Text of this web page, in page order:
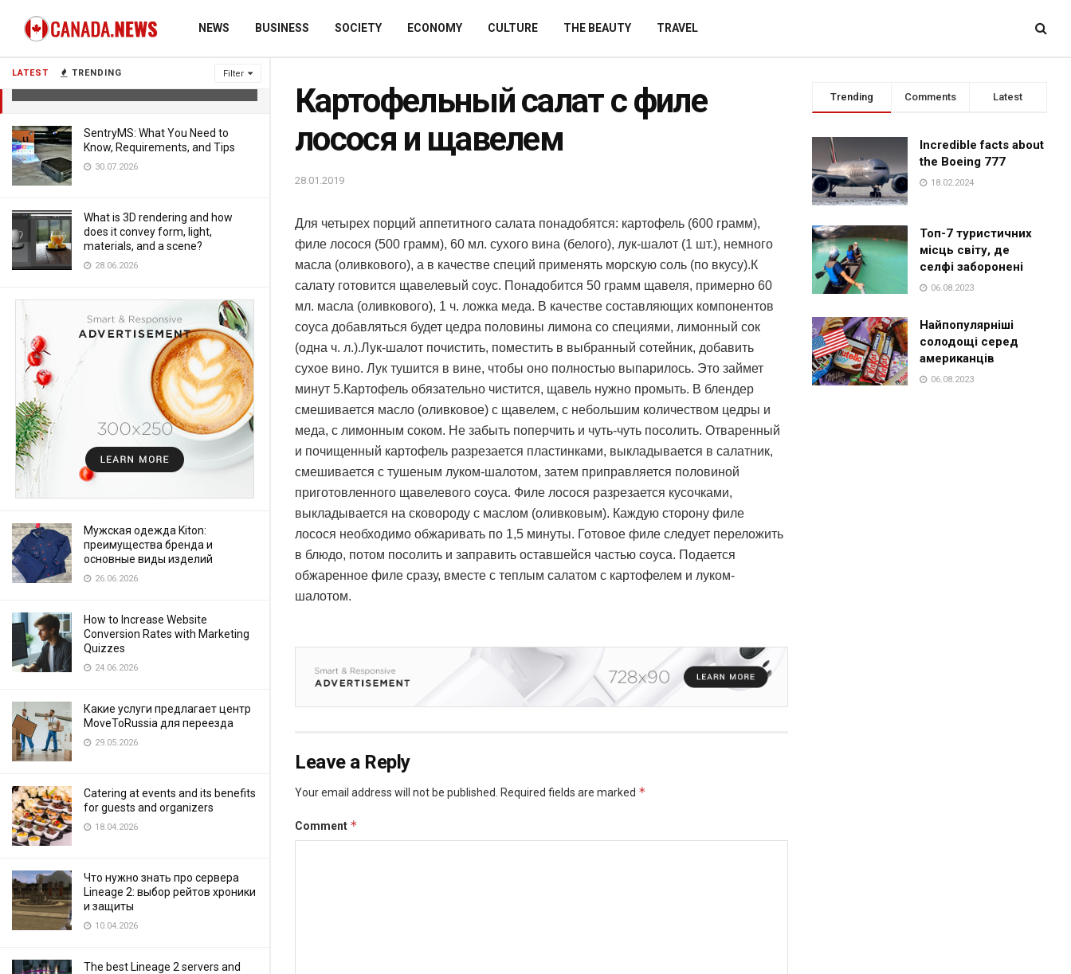
LATEST TRENDING Filter
Картофельный салат с филе
SentryMS: What You Need to
Know, Requirements, and Tips
30.07.2026
What is 3D rendering and how
does it convey form, light,
materials, and a scene?
28.06.2026
Мужская одежда Kiton:
преимущества бренда и
основные виды изделий
26.06.2026
How to Increase Website
Conversion Rates with Marketing
Quizzes
24.06.2026
Какие услуги предлагает центр
MoveToRussia для переезда
29.05.2026
Catering at events and its benefits
for guests and organizers
18.04.2026
Что нужно знать про сервера
Lineage 2: выбор рейтов хроники
и защиты
10.04.2026
The best Lineage 2 servers and
NEWS BUSINESS SOCIETY ECONOMY CULTURE THE BEAUTY TRAVEL
Картофельный салат с филе
лосося и щавелем
28.01.2019
Для четырех порций аппетитного салата понадобятся: картофель (600 грамм),
филе лосося (500 грамм), 60 мл. сухого вина (белого), лук-шалот (1 шт.), немного
масла (оливкового), а в качестве специй применять морскую соль (по вкусу).К
салату готовится щавелевый соус. Понадобится 50 грамм щавеля, примерно 60
мл. масла (оливкового), 1 ч. ложка меда. В качестве составляющих компонентов
соуса добавляться будет цедра половины лимона со специями, лимонный сок
(одна ч. л.).Лук-шалот почистить, поместить в выбранный сотейник, добавить
сухое вино. Лук тушится в вине, чтобы оно полностью выпарилось. Это займет
минут 5.Картофель обязательно чистится, щавель нужно промыть. В блендер
смешивается масло (оливковое) с щавелем, с небольшим количеством цедры и
меда, с лимонным соком. Не забыть поперчить и чуть-чуть посолить. Отваренный
и почищенный картофель разрезается пластинками, выкладывается в салатник,
смешивается с тушеным луком-шалотом, затем приправляется половиной
приготовленного щавелевого соуса. Филе лосося разрезается кусочками,
выкладывается на сковороду с маслом (оливковым). Каждую сторону филе
лосося необходимо обжаривать по 1,5 минуты. Готовое филе следует переложить
в блюдо, потом посолить и заправить оставшейся частью соуса. Подается
обжаренное филе сразу, вместе с теплым салатом с картофелем и луком-
шалотом.
Leave a Reply
Your email address will not be published. Required fields are marked *
Comment *
Trending Comments Latest
Incredible facts about
the Boeing 777
18.02.2024
Топ-7 туристичних
місць світу, де
селфі заборонені
06.08.2023
Найпопулярніші
солодощі серед
американців
06.08.2023